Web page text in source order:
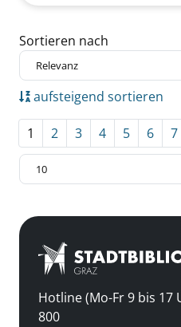
Zu den Suchfiltern springen
Sortieren nach
aufsteigend sortieren
1 2 3 4 5 6 7
Hotline (Mo-Fr 9 bis 17
800